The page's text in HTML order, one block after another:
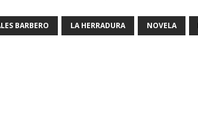
BARBERO LA HERRADURA NOVELA